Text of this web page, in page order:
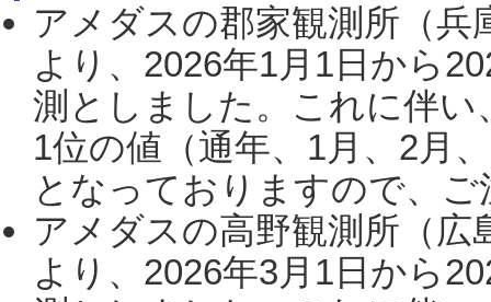
アメダスの郡家観測所（
より、2026年1月1日から
測としました。これに伴い
1位の値（通年、1月、2月
となっておりますので、
アメダスの高野観測所（
より、2026年3月1日から